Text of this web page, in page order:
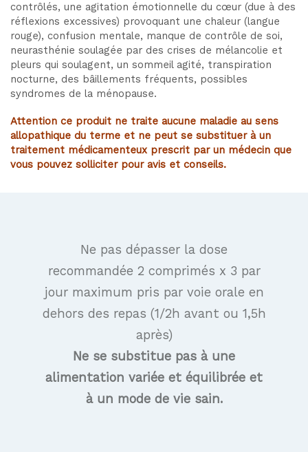
contrôlés, une agitation émotionnelle du cœur (due à des
réflexions excessives) provoquant une chaleur (langue
rouge), confusion mentale, manque de contrôle de soi,
neurasthénie soulagée par des crises de mélancolie et
pleurs qui soulagent, un sommeil agité, transpiration
nocturne, des bâillements fréquents, possibles
syndromes de la ménopause.
Attention ce produit ne traite aucune maladie au sens
allopathique du terme et ne peut se substituer à un
traitement médicamenteux prescrit par un médecin que
vous pouvez solliciter pour avis et conseils.
Ne pas dépasser la dose
recommandée 2 comprimés x 3 par
jour maximum pris par voie orale en
dehors des repas (1/2h avant ou 1,5h
après)
Ne se substitue pas à une
alimentation variée et équilibrée et
à un mode de vie sain.